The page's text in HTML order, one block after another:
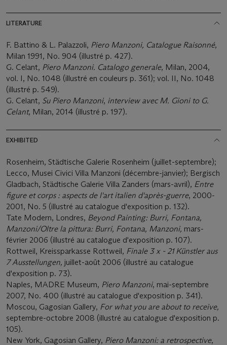
LITERATURE
F. Battino & L. Palazzoli, Piero Manzoni, Catalogue Raisonné,
Milan 1991, No. 904 (illustré p. 427).
G. Celant, Piero Manzoni. Catalogo generale, Milan, 2004,
vol. I, No. 1048 (illustré en couleurs p. 361); vol. II, No. 1048
(illustré p. 549).
G. Celant, Su Piero Manzoni, interview avec M. Gioni to G.
Celant, Milan, 2014 (illustré p. 197).
EXHIBITED
Rosenheim, Städtische Galerie Rosenheim (juillet-septembre);
Lecco, Musei Civici Villa Manzoni (décembre-janvier); Bergisch
Gladbach, Städtische Galerie Villa Zanders (mars-avril), Entre
figure et corps : aspects de l'art italien d'après-guerre, 2000-
2001, No. 5 (illustré au catalogue d'exposition p. 132).
Tate Modern, Londres, Beyond Painting: Burri, Fontana,
Manzoni/Oltre la pittura: Burri, Fontana, Manzoni, mars-
février 2006 (illustré au catalogue d'exposition p. 107).
Rottweil, Kreissparkasse Rottweil, Finale 3 x - 21 Künstler aus
7 Ausstellungen, juillet-août 2006 (illustré au catalogue
d'exposition p. 73).
Naples, MADRE Museum, Piero Manzoni, mai-septembre
2007, No. 400 (illustré au catalogue d'exposition p. 341).
Moscou, Gagosian Gallery, For what you are about to receive,
septembre-octobre 2008 (illustré au catalogue d'exposition p.
105).
New York, Gagosian Gallery, Piero Manzoni: a retrospective,